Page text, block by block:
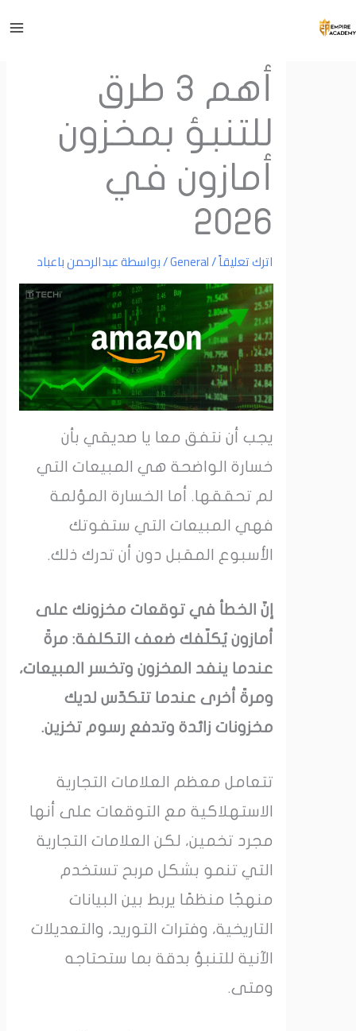
Main
أهم 3 طرق
للتنبؤ بمخزون
أمازون في
2026
اترك تعليقاً/
General/ بواسطةعبدالرحمن باعباد
يجب أن نتفق معا يا صديقي بأن
خسارة الواضحة هي المبيعات التي
لم تحققها. أما الخسارة المؤلمة
فهي المبيعات التي ستفوتك
الأسبوع المقبل دون أن تدرك ذلك.
إنّ الخطأ في توقعات مخزونك على
أمازون يُكلّفك ضعف التكلفة: مرةً
عندما ينفد المخزون وتخسر ​​المبيعات،
ومرةً أخرى عندما تتكدّس لديك
مخزونات زائدة وتدفع رسوم تخزين.
تتعامل معظم العلامات التجارية
الاستهلاكية مع التوقعات على أنها
مجرد تخمين، لكن العلامات التجارية
التي تنمو بشكل مربح تستخدم
منهجًا منظمًا يربط بين البيانات
التاريخية، وفترات التوريد، والتعديلات
الآنية للتنبؤ بدقة بما ستحتاجه
ومتى.